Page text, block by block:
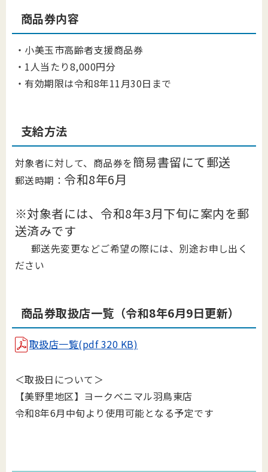
商品券内容
・小美玉市高齢者支援商品券
・1人当たり8,000円分
・有効期限は令和8年11月30日まで
支給方法
対象者に対して、 商品券を簡易書留にて郵送
郵送時期： 令和8年6月
※対象者には、令和8年3月下旬に案内を郵
送済みです
郵送先変更などご希望の際には、別途お申し出く
ださい
商品券取扱店一覧（令和8年6月9日更新）
取扱店一覧(pdf 320 KB)
＜取扱日について＞
【美野里地区】ヨークベニマル羽鳥東店
令和8年6月中旬より使用可能となる予定です